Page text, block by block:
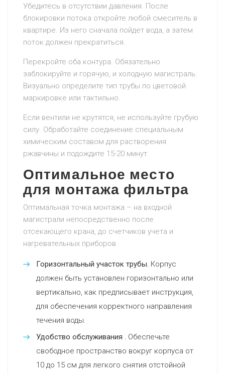
Убедитесь в отсутствии давления. После
блокировки потока откройте любой смеситель в
квартире. Из него сначала пойдет вода, а затем
поток должен прекратиться.
Перекройте оба контура. Обязательно
заблокируйте и горячую, и холодную магистраль.
Визуально определите тип трубы по цветовой
маркировке или тактильно.
Если вентили не крутятся, не используйте грубую
силу. Обработайте соединение специальным
химическим составом для растворения
ржавчины и подождите 15-20 минут.
Оптимальное место
для монтажа фильтра
Оптимальная точка монтажа – на входной
магистрали непосредственно после
отсекающего крана, до счетчиков учета и
нагревательных приборов.
Горизонтальный участок трубы. Корпус
должен быть установлен горизонтально или
вертикально, как предписывает инструкция,
для обеспечения корректного направления
течения воды.
Удобство обслуживания . Обеспечьте
свободное пространство вокруг корпуса от
10 до 15 см для легкого снятия отстойной